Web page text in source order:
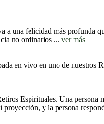
una felicidad más profunda
no ordinarios ... ver más
en vivo en uno de nuestros
Espirituales. Una
y la persona